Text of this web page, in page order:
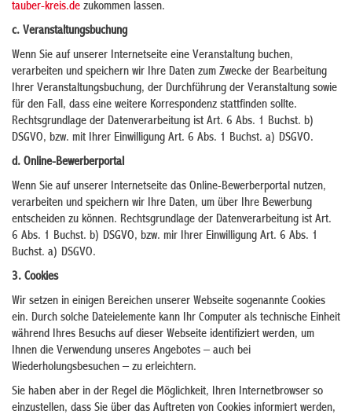
tauber-kreis.de zukommen lassen.
c. Veranstaltungsbuchung
Wenn Sie auf unserer Internetseite eine Veranstaltung buchen,
verarbeiten und speichern wir Ihre Daten zum Zwecke der Bearbeitung
Ihrer Veranstaltungsbuchung, der Durchführung der Veranstaltung sowie
für den Fall, dass eine weitere Korrespondenz stattfinden sollte.
Rechtsgrundlage der Datenverarbeitung ist Art. 6 Abs. 1 Buchst. b)
DSGVO, bzw. mit Ihrer Einwilligung Art. 6 Abs. 1 Buchst. a) DSGVO.
d. Online-Bewerberportal
Wenn Sie auf unserer Internetseite das Online-Bewerberportal nutzen,
verarbeiten und speichern wir Ihre Daten, um über Ihre Bewerbung
entscheiden zu können. Rechtsgrundlage der Datenverarbeitung ist Art.
6 Abs. 1 Buchst. b) DSGVO, bzw. mir Ihrer Einwilligung Art. 6 Abs. 1
Buchst. a) DSGVO.
3. Cookies
Wir setzen in einigen Bereichen unserer Webseite sogenannte Cookies
ein. Durch solche Dateielemente kann Ihr Computer als technische Einheit
während Ihres Besuchs auf dieser Webseite identifiziert werden, um
Ihnen die Verwendung unseres Angebotes – auch bei
Wiederholungsbesuchen – zu erleichtern.
Sie haben aber in der Regel die Möglichkeit, Ihren Internetbrowser so
einzustellen, dass Sie über das Auftreten von Cookies informiert werden,